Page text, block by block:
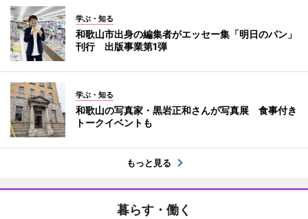
学ぶ・知る
和歌山市出身の編集者がエッセー集「明日のパン」
刊行 出版事業第1弾
学ぶ・知る
和歌山の写真家・黒岩正和さんが写真展 食事付き
トークイベントも
もっと見る
暮らす・働く